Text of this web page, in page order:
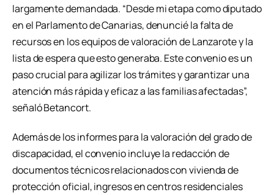
largamente demandada. “Desde mi etapa como diputado
en el Parlamento de Canarias, denuncié la falta de
recursos en los equipos de valoración de Lanzarote y la
lista de espera que esto generaba. Este convenio es un
paso crucial para agilizar los trámites y garantizar una
atención más rápida y eficaz a las familias afectadas”,
señaló Betancort.
Además de los informes para la valoración del grado de
discapacidad, el convenio incluye la redacción de
documentos técnicos relacionados con vivienda de
protección oficial, ingresos en centros residenciales